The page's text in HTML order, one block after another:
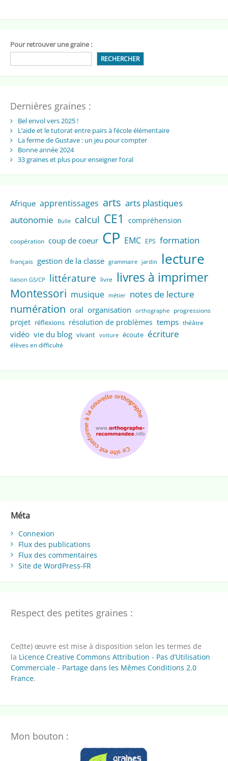
Pour retrouver une graine :
RECHERCHER
Dernières graines :
Bel envol vers 2025 !
L’aide et le tutorat entre pairs à l’école élémentaire
La ferme de Gustave : un jeu pour compter
Bonne année 2024
33 graines et plus pour enseigner l’oral
Afrique apprentissages arts arts plastiques
autonomie
Bulle calcul CE1 compréhension
coopération coup de coeur CP EMC EPS formation
français gestion de la classe grammaire jardin lecture
liaison GS/CP littérature livre livres à imprimer
Montessori musique métier notes de lecture
numération oral organisation orthographe progressions
projet réflexions résolution de problèmes temps théâtre
vidéo vie du blog vivant voiture écoute écriture
élèves en difficulté
Méta
Connexion
Flux des publications
Flux des commentaires
Site de WordPress-FR
Respect des petites graines :
Ce(tte) œuvre est mise à disposition selon les termes de
la Licence Creative Commons Attribution - Pas d’Utilisation
Commerciale - Partage dans les Mêmes Conditions 2.0
France.
Mon bouton :